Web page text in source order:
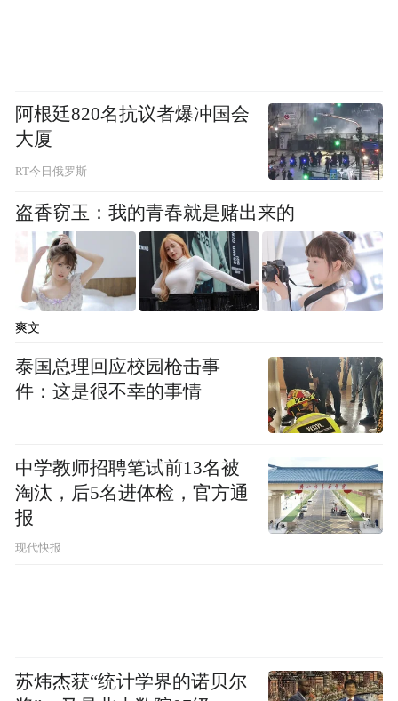
居民群众 王加元：
这个政策好，我们家改
阿根廷820名抗议者爆冲国会
大厦
RT今日俄罗斯
盗香窃玉：我的青春就是赌出来的
爽文
泰国总理回应校园枪击事
件：这是很不幸的事情
中学教师招聘笔试前13名被
淘汰，后5名进体检，官方通
报
现代快报
苏炜杰获“统计学界的诺贝尔